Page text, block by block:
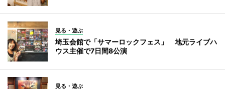
見る・遊ぶ
埼玉会館で「サマーロックフェス」 地元ライブハ
ウス主催で7日間8公演
見る・遊ぶ